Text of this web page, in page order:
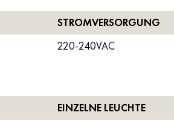
EINZELNE LEUCHTE
STROMVERSORGUNG
220-240VAC